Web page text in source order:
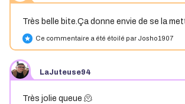
Très belle bite.Ça donne envie de se la
star Ce commentaire a été étoilé par Josho1907
LaJuteuse94
Très jolie queue 🫠